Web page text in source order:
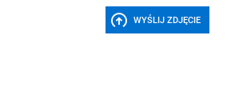
WYŚLIJ ZDJĘCIE